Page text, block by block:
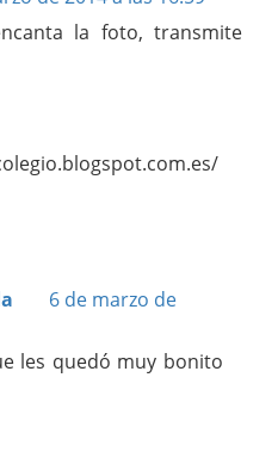
la foto, transmite
6 de marzo de
les quedó muy bonito